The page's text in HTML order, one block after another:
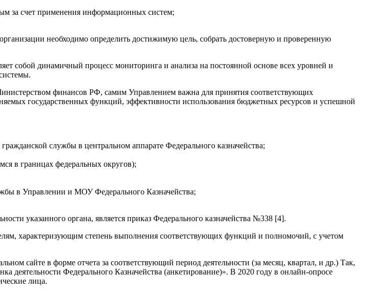
за счет применения информационных систем;
необходимо определить достижимую цель, собрать достоверную и проверенную
собой динамичный процесс мониторинга и анализа на постоянной основе всех уровней и
финансов РФ, самим Управлением важна для принятия соответствующих
государственных функций, эффективности использования бюджетных ресурсов и успешной
службы в центральном аппарате Федерального казначейства;
в границах федеральных округов);
в Управлении и МОУ Федерального Казначейства;
указанного органа, является приказ Федерального казначейства №338 [4].
характеризующим степень выполнения соответствующих функций и полномочий, с учетом
сайте в форме отчета за соответствующий период деятельности (за месяц, квартал, и др.) Так,
Федерального Казначейства (анкетирование)». В 2020 году в онлайн-опросе
лица.